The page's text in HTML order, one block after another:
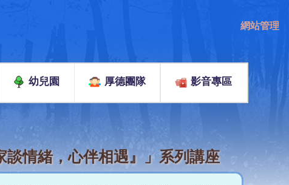
網站管理
幼兒園 厚德團隊 影音專區
情緒，心伴相遇』」系列講座